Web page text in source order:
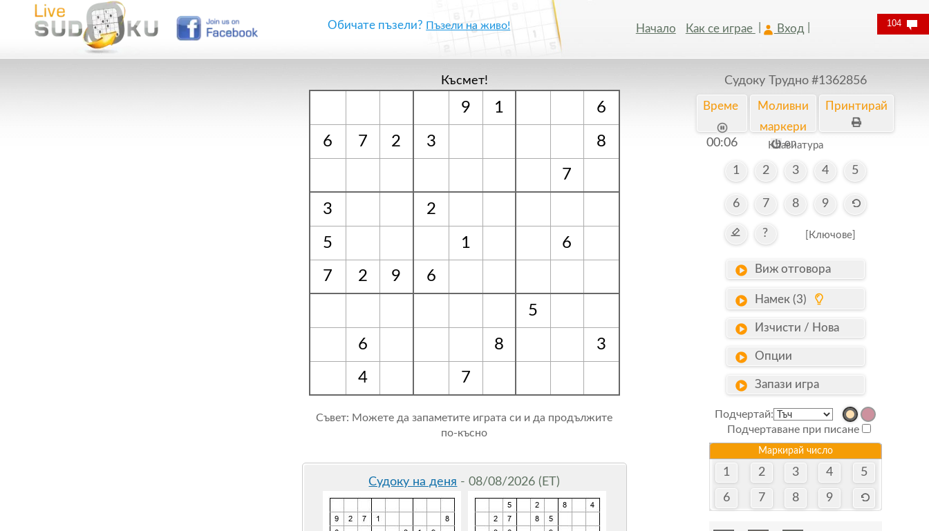
Обичате пъзели? Пъзели на живо! Начало Как се играе Вход
Късмет!
9 1 6
6 7 2 3
8
7
3 2
5 1
6
7
2 9 6
5
6 8
3
4
7
Съвет: Можете да запаметите играта си и да продължите
по-късно
Судоку на деня - 08/08/2026 (ET)
Судоку Трудно #1362856
Време
00:06
Моливни
маркери
on
Принтирай
Kлавиатура
1 2 3 4 5
6 7 8 9
? [Ключове]
Виж отговора
Намек (3)
Изчисти / Нова
Опции
Запази игра
Подчертай:
Подчертаване при писане
Маркирай число
1 2 3 4 5
6 7 8 9
104